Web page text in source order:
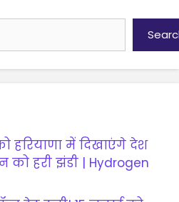
हरियाणा में दिखाएंगे देश
को हरी झंडी | Hydrogen